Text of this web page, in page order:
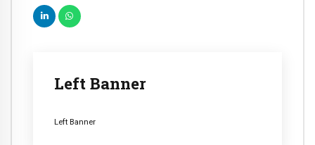
Left Banner
Left Banner